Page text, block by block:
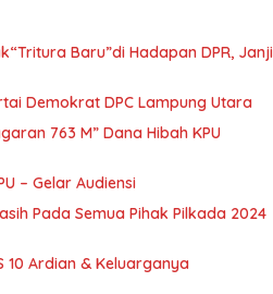
Baru”di Hadapan DPR, Janji
Demokrat DPC Lampung Utara
763 M” Dana Hibah KPU
– Gelar Audiensi
Pada Semua Pihak Pilkada 2024
10 Ardian & Keluarganya